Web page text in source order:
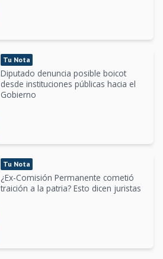
Tu Nota
Diputado denuncia posible boicot
desde instituciones públicas hacia el
Gobierno
Tu Nota
¿Ex-Comisión Permanente cometió
traición a la patria? Esto dicen juristas